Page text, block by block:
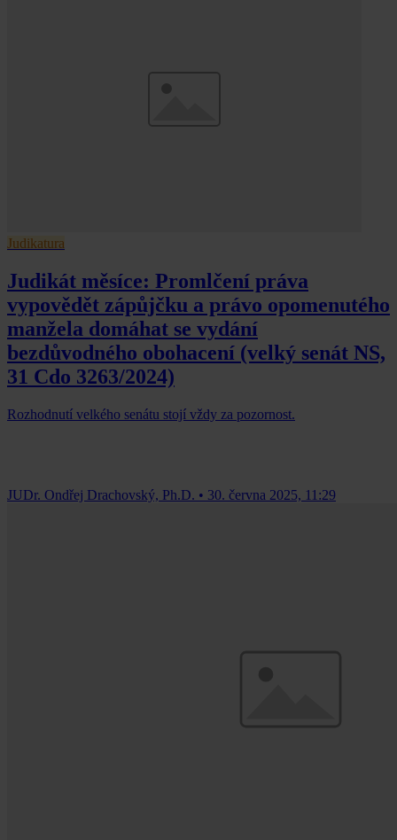
Judikatura
Judikát měsíce: Promlčení práva
vypovědět zápůjčku a právo opomenutého
manžela domáhat se vydání
bezdůvodného obohacení (velký senát NS,
31 Cdo 3263/2024)
Rozhodnutí velkého senátu stojí vždy za pozornost.
JUDr. Ondřej Drachovský, Ph.D. • 30. června 2025, 11:29